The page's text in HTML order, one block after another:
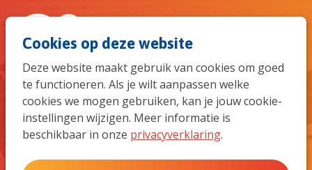
Cookies op deze website
Deze website maakt gebruik van cookies om goed
te functioneren. Als je wilt aanpassen welke
cookies we mogen gebruiken, kan je jouw cookie-
instellingen wijzigen. Meer informatie is
beschikbaar in onze privacyverklaring.
naar
de
Driedaagse Hostile
Environment Awareness
Training (HEAT)